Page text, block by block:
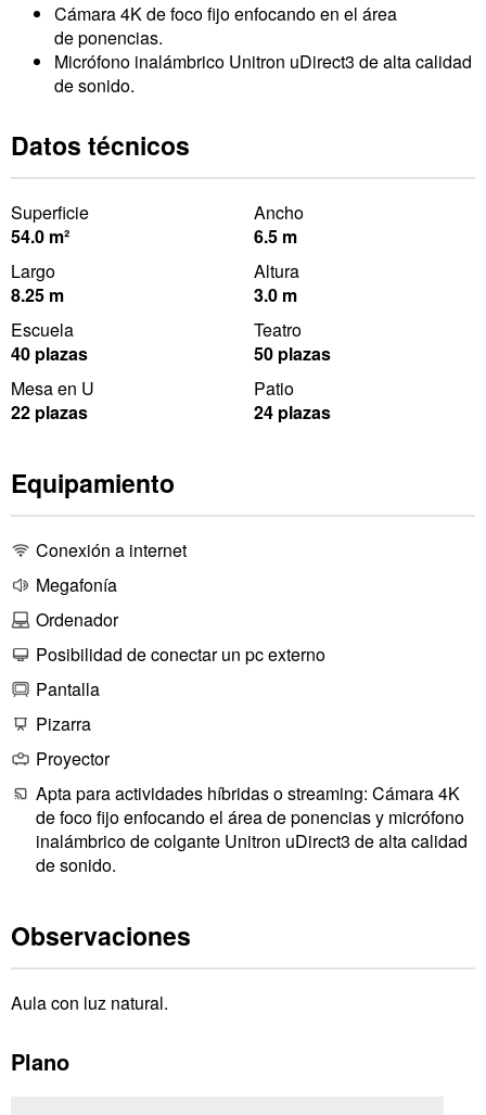
Cámara 4K de foco fijo enfocando en el área
de ponencias.
Micrófono inalámbrico Unitron uDirect3 de alta calidad
de sonido.
Datos técnicos
Superficie
54.0 m²
Ancho
6.5 m
Largo
8.25 m
Altura
3.0 m
Escuela
40 plazas
Teatro
50 plazas
Mesa en U
22 plazas
Patio
24 plazas
Equipamiento
Conexión a internet
Megafonía
Ordenador
Posibilidad de conectar un pc externo
Pantalla
Pizarra
Proyector
Apta para actividades híbridas o streaming: Cámara 4K
de foco fijo enfocando el área de ponencias y micrófono
inalámbrico de colgante Unitron uDirect3 de alta calidad
de sonido.
Observaciones
Aula con luz natural.
Plano